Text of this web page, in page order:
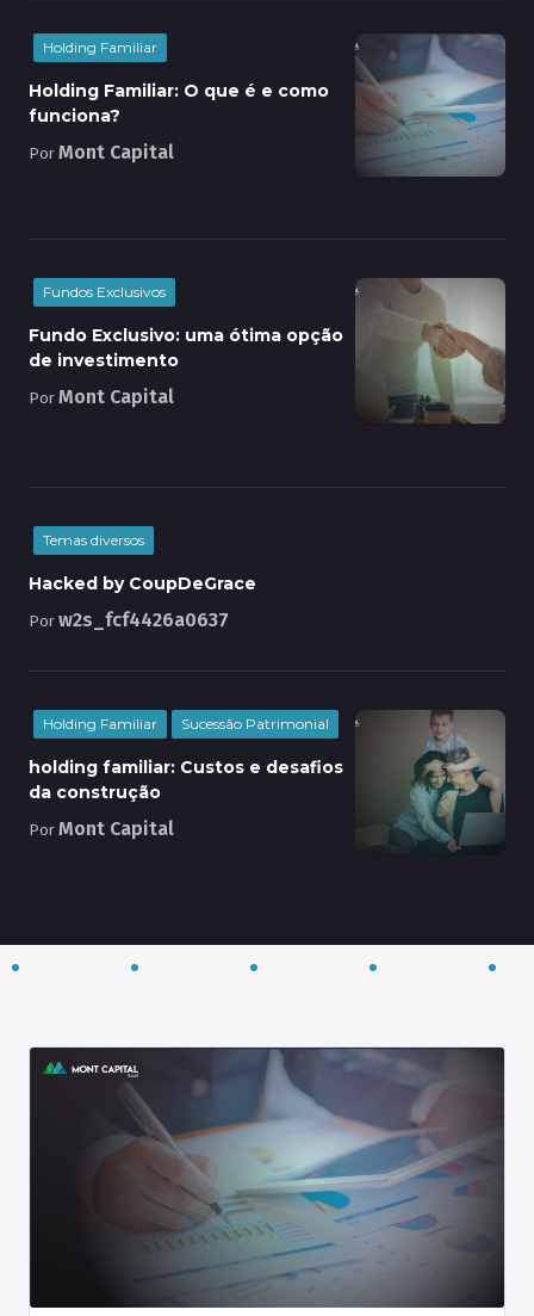
Holding Familiar
Holding Familiar: O que é e como
funciona?
Por Mont Capital
Fundos Exclusivos
Fundo Exclusivo: uma ótima opção
de investimento
Por Mont Capital
Temas diversos
Hacked by CoupDeGrace
Por w2s_fcf4426a0637
Holding Familiar Sucessão Patrimonial
holding familiar: Custos e desafios
da construção
Por Mont Capital